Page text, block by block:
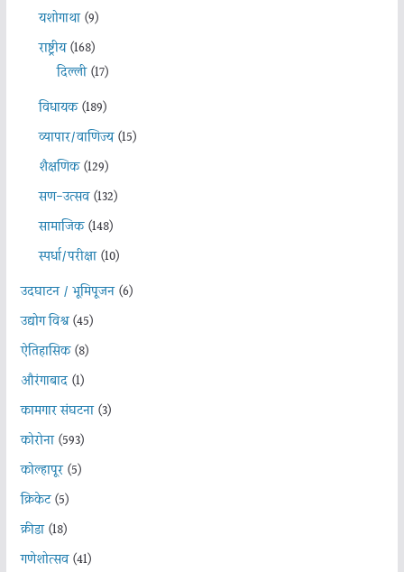
यशोगाथा(9)
राष्ट्रीय(168)
दिल्ली(17)
विधायक(189)
व्यापार/वाणिज्य(15)
शैक्षणिक(129)
सण-उत्सव(132)
सामाजिक(148)
स्पर्धा/परीक्षा(10)
उदघाटन / भूमिपूजन(6)
उद्योग विश्व(45)
ऐतिहासिक(8)
औरंगाबाद(1)
कामगार संघटना(3)
कोरोना(593)
कोल्हापूर(5)
क्रिकेट(5)
क्रीडा(18)
गणेशोत्सव(41)